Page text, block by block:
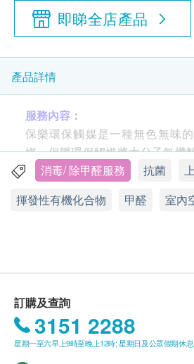
即睇全店產品
產品詳情
服務內容：
保樂環保觸媒是一種無色無味
媒，保樂環保觸媒將大分子無機
缩合固化反應使表面陶瓷化，形
不會釋放二氧化碳或其他氣體。
解，達到最佳抗菌、防黴、除臭
物體表面的保樂環保觸媒薄膜，
易溶解。
消毒/ 除甲醛服務 抗菌
揮發性有機化合物
甲醛 室內
訂購及查詢
3151 2288
星期一至六早上9時至晚上12時; 星期日及公眾假期休息